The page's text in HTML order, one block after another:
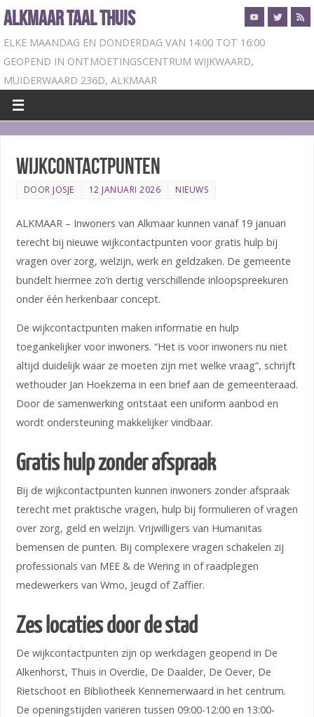
ALKMAAR TAAL THUIS
ELKE MAANDAG EN DONDERDAG VAN 14:00 TOT 16:00
GEOPEND IN ONTMOETINGSCENTRUM WIJKWAARD,
MUIDERWAARD 236D, ALKMAAR
Wijkcontactpunten
DOOR JOSJE 12 JANUARI 2026 NIEUWS
ALKMAAR – Inwoners van Alkmaar kunnen vanaf 19 januari
terecht bij nieuwe wijkcontactpunten voor gratis hulp bij
vragen over zorg, welzijn, werk en geldzaken. De gemeente
bundelt hiermee zo’n dertig verschillende inloopspreekuren
onder één herkenbaar concept.
De wijkcontactpunten maken informatie en hulp
toegankelijker voor inwoners. “Het is voor inwoners nu niet
altijd duidelijk waar ze moeten zijn met welke vraag”, schrijft
wethouder Jan Hoekzema in een brief aan de gemeenteraad.
Door de samenwerking ontstaat een uniform aanbod en
wordt ondersteuning makkelijker vindbaar.
Gratis hulp zonder afspraak
Bij de wijkcontactpunten kunnen inwoners zonder afspraak
terecht met praktische vragen, hulp bij formulieren of vragen
over zorg, geld en welzijn. Vrijwilligers van Humanitas
bemensen de punten. Bij complexere vragen schakelen zij
professionals van MEE & de Wering in of raadplegen
medewerkers van Wmo, Jeugd of Zaffier.
Zes locaties door de stad
De wijkcontactpunten zijn op werkdagen geopend in De
Alkenhorst, Thuis in Overdie, De Daalder, De Oever, De
Rietschoot en Bibliotheek Kennemerwaard in het centrum.
De openingstijden variëren tussen 09:00-12:00 en 13:00-